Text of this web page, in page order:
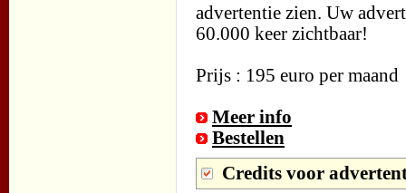
advertentie zien. Uw
60.000 keer zichtbaar!
Prijs : 195 euro per maand
Meer info
Bestellen
Credits voor